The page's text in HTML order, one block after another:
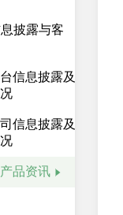
披露与客
信息披露及
信息披露及
品资讯